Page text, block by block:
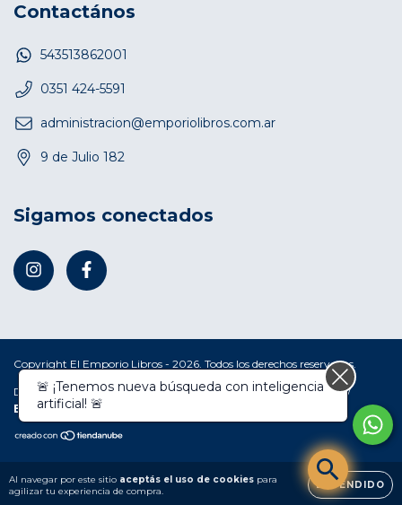
Al navegar por este sitio aceptás el uso de cookies para
agilizar tu experiencia de compra.
ENTENDIDO
Contactános
543513862001
0351 424-5591
administracion@emporiolibros.com.ar
9 de Julio 182
Sigamos conectados
Copyright El Emporio Libros - 2026. Todos los derechos reservados.
Defensa de las y los consumidores. Para reclamos ingresá acá. /
Botón de arrepentimiento
🚨 ¡Tenemos nueva búsqueda con inteligencia
artificial! 🚨